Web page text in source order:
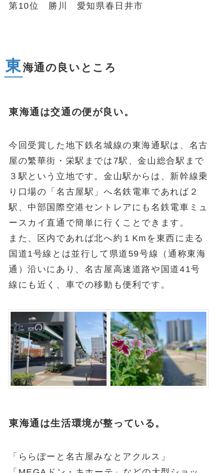
第10位 勝川 愛知県春日井市
東 海通の良いところ
東海通は交通の便が良い。
今回受賞した地下鉄名城線の東海通駅は、名古
屋の繁華街・栄駅までは7駅、金山総合駅まで
３駅という立地です。金山駅からは、新幹線乗
り口場の「名古屋駅」へ名鉄電車であれば２
駅、中部国際空港セントレアにも名鉄電車ミュ
ースカイ直通で簡単に行くことできます。
また、区内であれば北へ約１Kmを東西に走る
国道1号線とは並行して県道59号線（通称東海
通）沿いにあり、名古屋高速道路や国道41号
線にも近く、車での移動も便利です。
東海通は生活環境が整っている。
「ららぽーと名古屋みなとアクルス」